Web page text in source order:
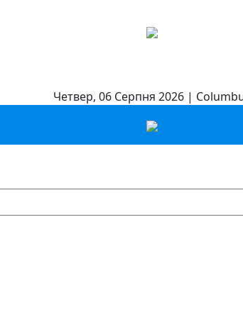
Четвер, 06 Серпня 2026 |